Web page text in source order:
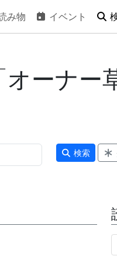
み物 イベント
ーナー
検索